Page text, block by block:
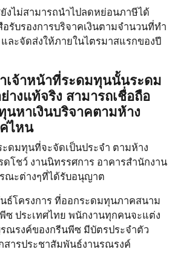
งไม่สามารถนำไปลดหย่อนภาษีได้
รับรองการบริจาคเงินตามจำนวนที่ทำ
ละจัดส่งให้ภายในไตรมาสแรกของปี
าเจ้าหน้าที่ระดมทุนนั้นระดม
างแท้จริง สามารถเชื่อถือ
นหาเงินบริจาคตามห้าง
ไหน
ดมทุนที่จะจัดเป็นประจำ ตามห้าง
ดโชว์ งานนิทรรศการ อาคารสำนักงาน
ณะต่างๆที่ได้รับอนุญาต
ธ์โครงการ ที่ออกระดมทุนภาคสนาม
ซ ประเทศไทย พนักงานทุกคนจะแต่ง
ณรงค์ของกรีนพีซ มีบัตรประจำตัว
สารประชาสัมพันธ์งานรณรงค์